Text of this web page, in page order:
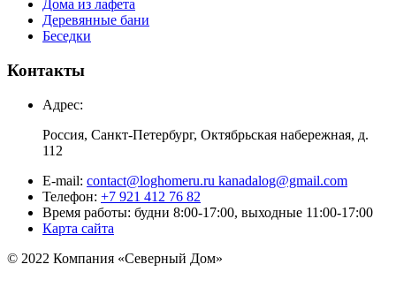
Дома из лафета
Деревянные бани
Беседки
Контакты
Адрес:
Россия, Санкт-Петербург, Октябрьская набережная, д.
112
E-mail: contact@loghomeru.ru kanadalog@gmail.com
Телефон: +7 921 412 76 82
Время работы: будни 8:00-17:00, выходные 11:00-17:00
Карта сайта
© 2022 Компания «Северный Дом»